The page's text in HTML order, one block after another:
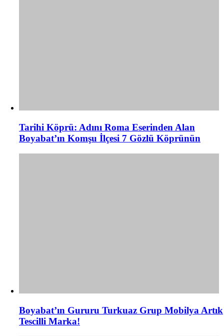
Tarihi Köprü: Adını Roma Eserinden Alan
Boyabat’ın Komşu İlçesi 7 Gözlü Köprünün
Boyabat’ın Gururu Turkuaz Grup Mobilya Artık
Tescilli Marka!